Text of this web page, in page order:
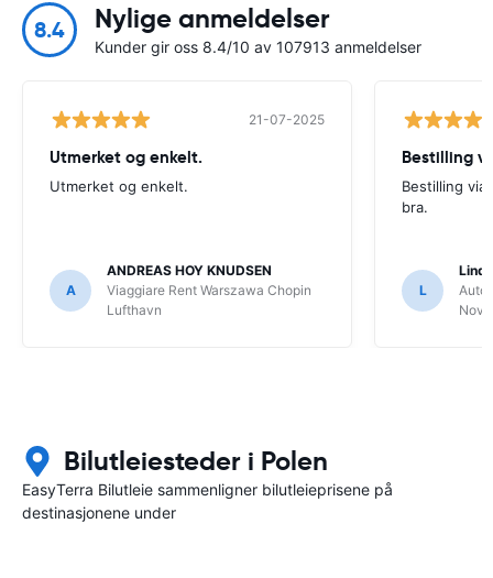
8.4 Nylige anmeldelser
Kunder gir oss 8.4/10 av 107913 anmeldelser
21-07-2025
Utmerket og enkelt.
Utmerket og enkelt.
A
ANDREAS HOY KNUDSEN
Viaggiare Rent Warszawa Chopin
Lufthavn
Bestilling
Bestilling via
bra.
L
Bilutleiesteder i Polen
EasyTerra Bilutleie sammenligner bilutleieprisene på
destinasjonene under